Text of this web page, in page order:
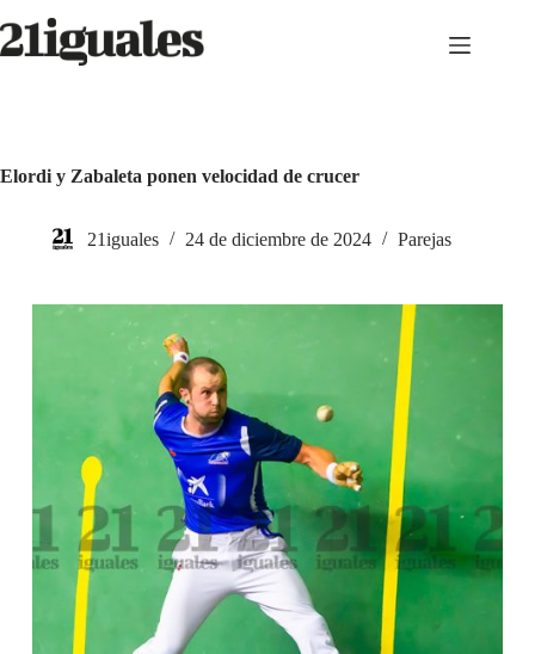
al
contenido
Elordi y Zabaleta ponen velocidad de crucer
21iguales 24 de diciembre de 2024 Parejas